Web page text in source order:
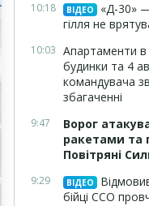
10:18 ВІДЕО
«Д-30»
гілля не
10:03 Апартаменти в
будинки та 4
командувача
збагаченні
9:47
Ворог
ракетами та
Повітряні
9:29 ВІДЕО
бійці ССО